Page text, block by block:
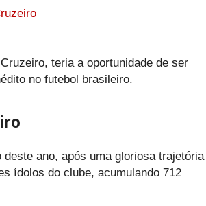
teria a oportunidade de ser
no futebol brasileiro.
ano, após uma gloriosa trajetória
ídolos do clube, acumulando 712